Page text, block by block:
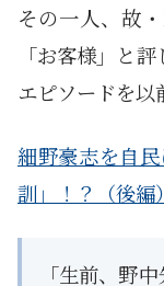
その一人、故
「お客様」と
エピソードを以
細野豪志を自
訓」！？（後編）
「生前、野